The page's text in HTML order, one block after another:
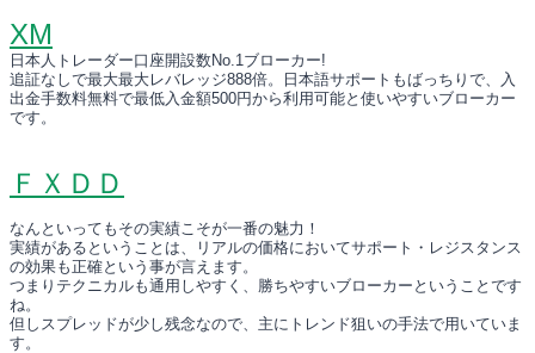
XM
日本人トレーダー口座開設数No.1ブローカー!
追証なしで最大最大レバレッジ888倍。日本語サポートもばっちりで、入
出金手数料無料で最低入金額500円から利用可能と使いやすいブローカー
です。
ＦＸＤＤ
なんといってもその実績こそが一番の魅力！
実績があるということは、リアルの価格においてサポート・レジスタンス
の効果も正確という事が言えます。
つまりテクニカルも通用しやすく、勝ちやすいブローカーということです
ね。
但しスプレッドが少し残念なので、主にトレンド狙いの手法で用いていま
す。